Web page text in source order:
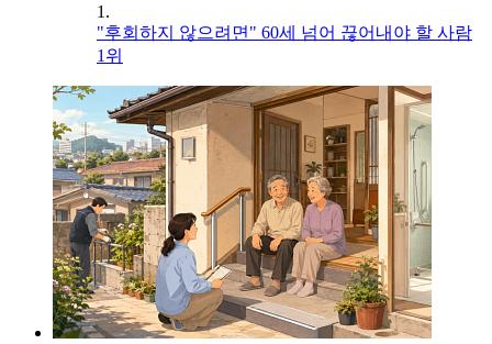
1.
"후회하지 않으려면" 60세 넘어 끊어내야 할 사람
1위